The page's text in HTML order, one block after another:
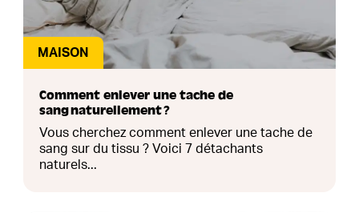
MAISON
Comment enlever une tache de
sang naturellement ?
Vous cherchez comment enlever une tache de
sang sur du tissu ? Voici 7 détachants
naturels...